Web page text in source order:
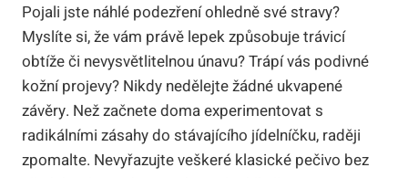
Pojali jste náhlé podezření ohledně své stravy?
Myslíte si, že vám právě lepek způsobuje trávicí
obtíže či nevysvětlitelnou únavu? Trápí vás podivné
kožní projevy? Nikdy nedělejte žádné ukvapené
závěry. Než začnete doma experimentovat s
radikálními zásahy do stávajícího jídelníčku, raději
zpomalte. Nevyřazujte veškeré klasické pečivo bez